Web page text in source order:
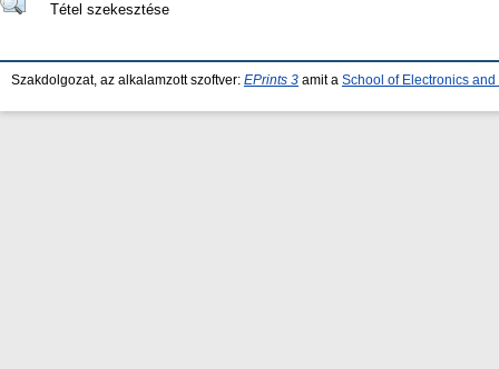
Tétel szekesztése
Szakdolgozat, az alkalamzott szoftver: EPrints 3 amit a School of Electronics